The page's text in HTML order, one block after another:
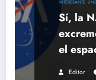
INTERESANTE
Sí, la
el
Editor